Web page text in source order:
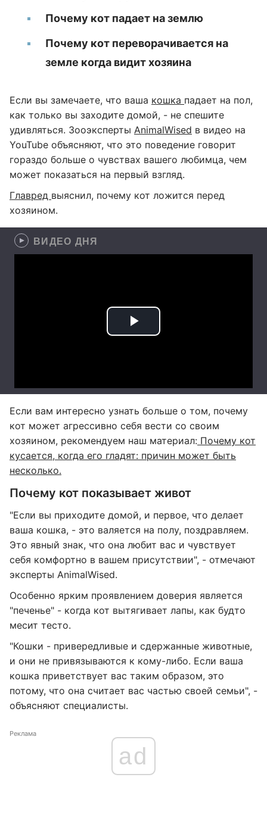
Почему кот падает на землю
Почему кот переворачивается на
земле когда видит хозяина
Если вы замечаете, что ваша кошка падает на пол,
как только вы заходите домой, - не спешите
удивляться. Зооэксперты AnimalWised в видео на
YouTube объясняют, что это поведение говорит
гораздо больше о чувствах вашего любимца, чем
может показаться на первый взгляд.
Главред выяснил, почему кот ложится перед
хозяином.
ВИДЕО ДНЯ
Если вам интересно узнать больше о том, почему
кот может агрессивно себя вести со своим
хозяином, рекомендуем наш материал: Почему кот
кусается, когда его гладят: причин может быть
несколько.
Почему кот показывает живот
"Если вы приходите домой, и первое, что делает
ваша кошка, - это валяется на полу, поздравляем.
Это явный знак, что она любит вас и чувствует
себя комфортно в вашем присутствии", - отмечают
эксперты AnimalWised.
Особенно ярким проявлением доверия является
"печенье" - когда кот вытягивает лапы, как будто
месит тесто.
"Кошки - привередливые и сдержанные животные,
и они не привязываются к кому-либо. Если ваша
кошка приветствует вас таким образом, это
потому, что она считает вас частью своей семьи", -
объясняют специалисты.
Реклама
ad